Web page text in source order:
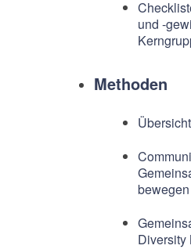
und -
Methoden
bewegen
Diversity